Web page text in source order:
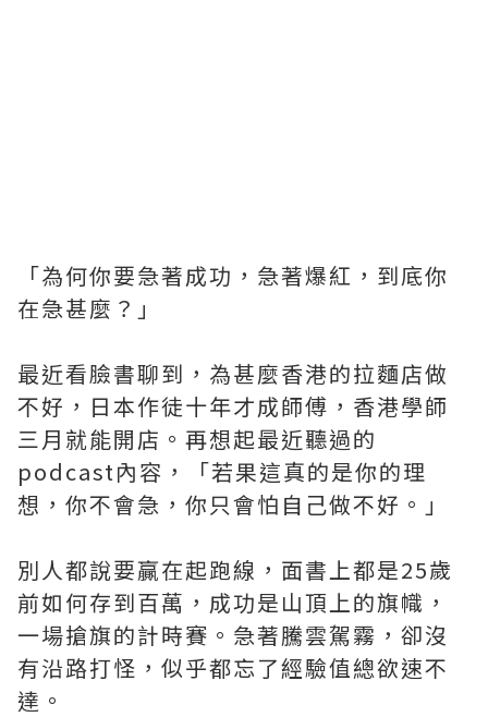
「為何你要急著成功，急著爆紅，到底你
在急甚麼？」
最近看臉書聊到，為甚麼香港的拉麵店做
不好，日本作徒十年才成師傅，香港學師
三月就能開店。再想起最近聽過的
podcast內容，「若果這真的是你的理
想，你不會急，你只會怕自己做不好。」
別人都說要贏在起跑線，面書上都是25歲
前如何存到百萬，成功是山頂上的旗幟，
一場搶旗的計時賽。急著騰雲駕霧，卻沒
有沿路打怪，似乎都忘了經驗值總欲速不
達。